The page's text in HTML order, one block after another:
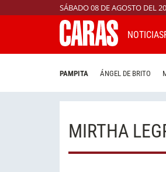
SÁBADO 08 DE AGOSTO DEL
NOTICIAS
PAMPITA ÁNGEL DE BRITO
MIRTHA